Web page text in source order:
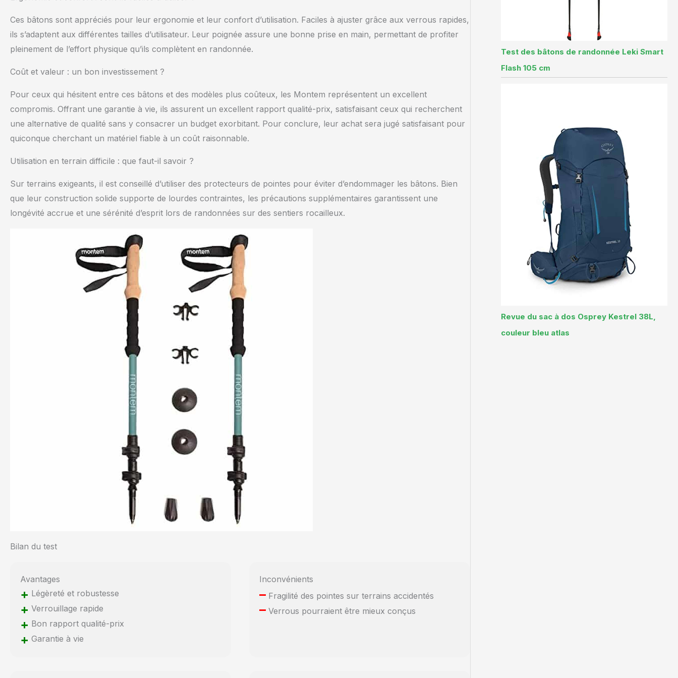
Ces bâtons sont appréciés pour leur ergonomie et leur confort d’utilisation. Faciles à ajuster grâce aux verrous rapides,
ils s’adaptent aux différentes tailles d’utilisateur. Leur poignée assure une bonne prise en main, permettant de profiter
pleinement de l’effort physique qu’ils complètent en randonnée.
Coût et valeur : un bon investissement ?
Pour ceux qui hésitent entre ces bâtons et des modèles plus coûteux, les Montem représentent un excellent
compromis. Offrant une garantie à vie, ils assurent un excellent rapport qualité-prix, satisfaisant ceux qui recherchent
une alternative de qualité sans y consacrer un budget exorbitant. Pour conclure, leur achat sera jugé satisfaisant pour
quiconque cherchant un matériel fiable à un coût raisonnable.
Utilisation en terrain difficile : que faut-il savoir ?
Sur terrains exigeants, il est conseillé d’utiliser des protecteurs de pointes pour éviter d’endommager les bâtons. Bien
que leur construction solide supporte de lourdes contraintes, les précautions supplémentaires garantissent une
longévité accrue et une sérénité d’esprit lors de randonnées sur des sentiers rocailleux.
Bilan du test
Avantages
+ Légèreté et robustesse
+ Verrouillage rapide
+ Bon rapport qualité-prix
+ Garantie à vie
Inconvénients
– Fragilité des pointes sur terrains accidentés
– Verrous pourraient être mieux conçus
Test des bâtons de randonnée Leki Smart
Flash 105 cm
Revue du sac à dos Osprey Kestrel 38L,
couleur bleu atlas